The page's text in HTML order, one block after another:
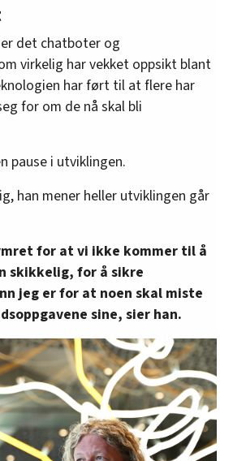
det chatboter og
virkelig har vekket oppsikt blant
har ført til at flere har
for om de nå skal bli
pause i utviklingen.
han mener heller utviklingen går
for at vi ikke kommer til å
skikkelig, for å sikre
jeg er for at noen skal miste
sine, sier han.